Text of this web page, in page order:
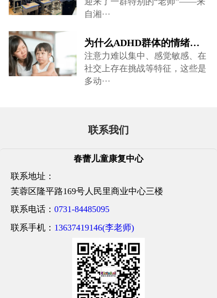
自湘···
为什么ADHD群体的情绪调节存在很大困难？
注意力难以集中、感觉敏感、在
社交上存在挑战等特征，这些是
多动···
联系我们
春蕾儿童康复中心
联系地址：
芙蓉区隆平路169号人民里商业中心三楼
联系电话：0731-84485095
联系手机： 13637419146(李老师)